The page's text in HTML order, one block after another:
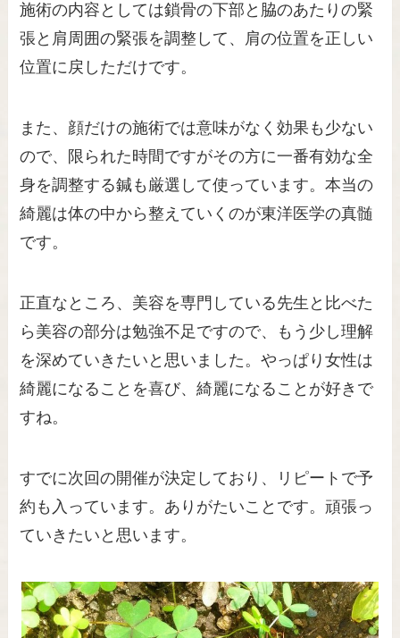
施術の内容としては鎖骨の下部と脇のあたりの緊
張と肩周囲の緊張を調整して、肩の位置を正しい
位置に戻しただけです。
また、顔だけの施術では意味がなく効果も少ない
ので、限られた時間ですがその方に一番有効な全
身を調整する鍼も厳選して使っています。本当の
綺麗は体の中から整えていくのが東洋医学の真髄
です。
正直なところ、美容を専門している先生と比べた
ら美容の部分は勉強不足ですので、もう少し理解
を深めていきたいと思いました。やっぱり女性は
綺麗になることを喜び、綺麗になることが好きで
すね。
すでに次回の開催が決定しており、リピートで予
約も入っています。ありがたいことです。頑張っ
ていきたいと思います。